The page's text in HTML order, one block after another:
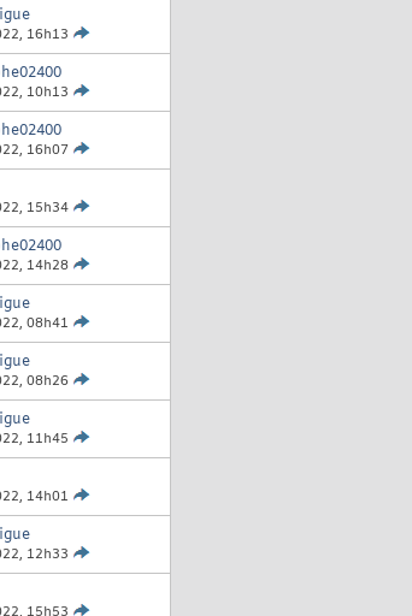
16h13
10h13
16h07
15h34
14h28
08h41
08h26
11h45
14h01
12h33
15h53